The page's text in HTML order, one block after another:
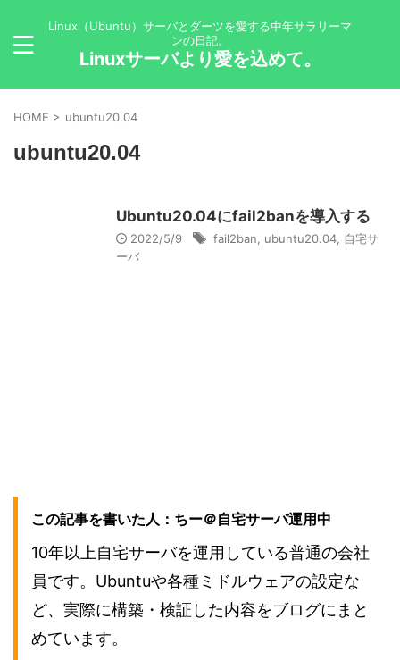
Linux（Ubuntu）サーバとダーツを愛する中年サラリーマ
ンの日記。
Linuxサーバより愛を込めて。
HOME > ubuntu20.04
ubuntu20.04
Ubuntu20.04にfail2banを導入する
2022/5/9 fail2ban ubuntu20.04 自宅サ
ーバ
この記事を書いた人：ちー＠自宅サーバ運用中
10年以上自宅サーバを運用している普通の会社
員です。Ubuntuや各種ミドルウェアの設定な
ど、実際に構築・検証した内容をブログにまと
めています。